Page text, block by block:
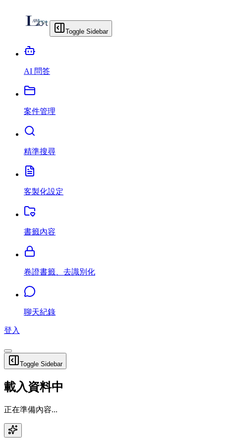
Toggle Sidebar
AI 問答
案件管理
精準搜尋
客製化設定
書籤內容
卷證書籤、去識別化
聊天紀錄
登入
Toggle Sidebar
載入資料中
正在準備內容...